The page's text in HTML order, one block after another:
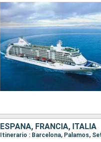
ESPAÑA, FRANCIA, ITALIA
Itinerario : Barcelona, Palamos,